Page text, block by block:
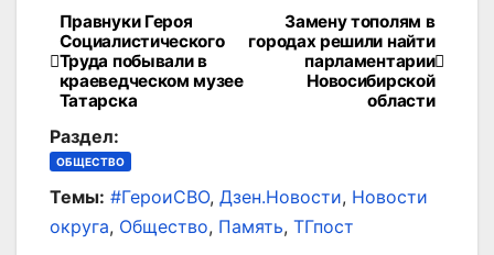
Навигация
по
записям
Замену тополям в
городах решили найти
парламентарии
Новосибирской
области
Правнуки Героя
Социалистического
Труда побывали в
краеведческом музее
Татарска
Раздел:
ОБЩЕСТВО
Темы: #ГероиСВО, Дзен.Новости, Новости
округа, Общество, Память, ТГпост